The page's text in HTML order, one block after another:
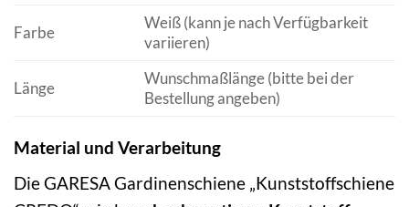
Farbe
Weiß (kann je nach Verfügbarkeit
variieren)
Länge
Wunschmaßlänge (bitte bei der
Bestellung angeben)
Material und Verarbeitung
Die GARESA Gardinenschiene „Kunststoffschiene